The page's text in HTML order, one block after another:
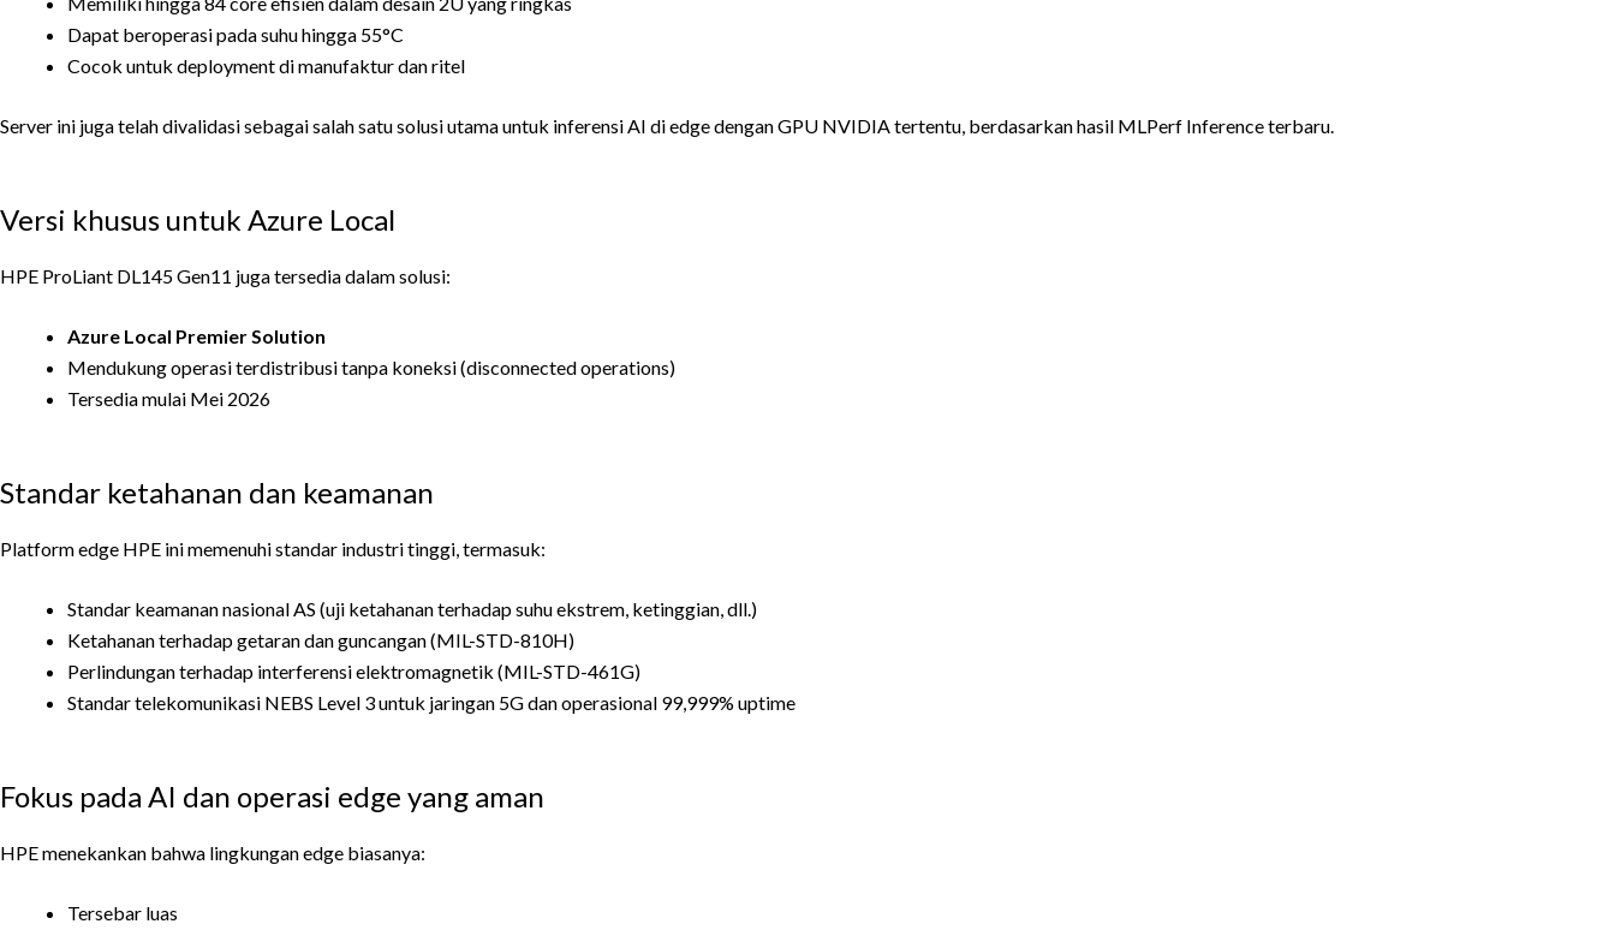
Dapat beroperasi pada suhu hingga 55°C
Cocok untuk deployment di manufaktur dan ritel
Server ini juga telah divalidasi sebagai salah satu solusi utama untuk inferensi AI di edge dengan GPU NVIDIA tertentu, berdasarkan hasil MLPerf Inference terbaru.
Versi khusus untuk Azure Local
HPE ProLiant DL145 Gen11 juga tersedia dalam solusi:
Azure Local Premier Solution
Mendukung operasi terdistribusi tanpa koneksi (disconnected operations)
Tersedia mulai Mei 2026
Standar ketahanan dan keamanan
Platform edge HPE ini memenuhi standar industri tinggi, termasuk:
Standar keamanan nasional AS (uji ketahanan terhadap suhu ekstrem, ketinggian, dll.)
Ketahanan terhadap getaran dan guncangan (MIL-STD-810H)
Perlindungan terhadap interferensi elektromagnetik (MIL-STD-461G)
Standar telekomunikasi NEBS Level 3 untuk jaringan 5G dan operasional 99,999% uptime
Fokus pada AI dan operasi edge yang aman
HPE menekankan bahwa lingkungan edge biasanya:
Tersebar luas